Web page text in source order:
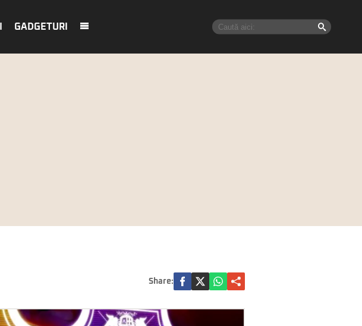
GADGETURI
Share: